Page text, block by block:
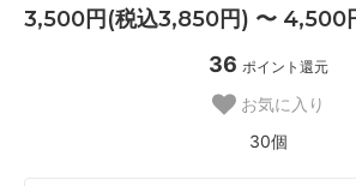
3,500円(税込3,850円) 〜 4,500
36 ポイント還元
お気に入り
30個